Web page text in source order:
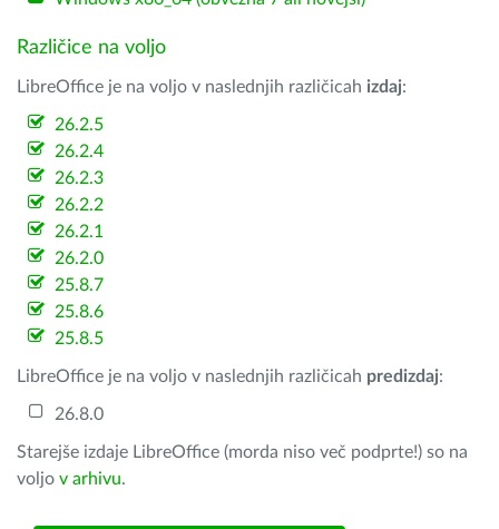
Različice na voljo
LibreOffice je na voljo v naslednjih različicah izdaj:
26.2.5
26.2.4
26.2.3
26.2.2
26.2.1
26.2.0
25.8.7
25.8.6
25.8.5
LibreOffice je na voljo v naslednjih različicah predizdaj:
26.8.0
Starejše izdaje LibreOffice (morda niso več podprte!) so na
voljo v arhivu.